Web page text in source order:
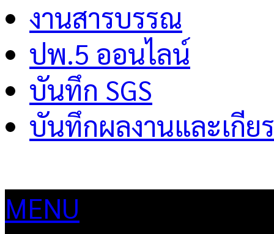
งานสารบรรณ
ปพ.5 ออนไลน์
บันทึก SGS
บันทึกผลงานและเกีย
MENU